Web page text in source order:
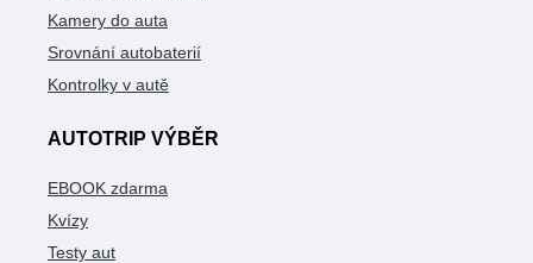
Kamery do auta
Srovnání autobaterií
Kontrolky v autě
AUTOTRIP VÝBĚR
EBOOK zdarma
Kvízy
Testy aut